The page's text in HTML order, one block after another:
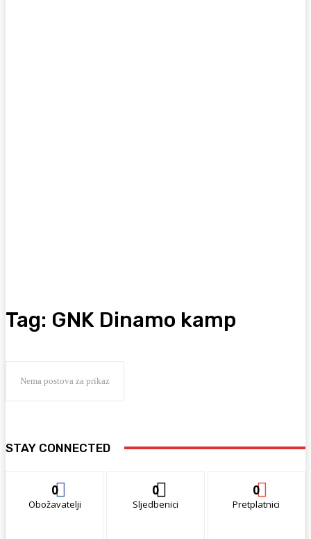
Tag: GNK Dinamo kamp
Nema postova za prikaz
STAY CONNECTED
0
Obožavatelji
0
Sljedbenici
0
Pretplatnici